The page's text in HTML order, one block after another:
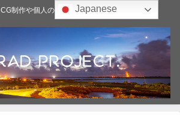
CG制作や個人の雑記ブログJapanese